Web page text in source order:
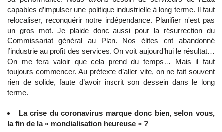
capables d’impulser une politique industrielle à long terme. Il faut
relocaliser, reconquérir notre indépendance. Planifier n'est pas
un gros mot. Je plaide donc aussi pour la résurrection du
Commissariat général au Plan. Nos élites ont abandonné
l’industrie au profit des services. On voit aujourd’hui le résultat…
On me fera valoir que cela prend du temps… Mais il faut
toujours commencer. Au prétexte d’aller vite, on ne fait souvent
rien de solide, faute d’avoir inscrit son dessein dans le long
terme.
La crise du coronavirus marque donc bien, selon vous,
la fin de la « mondialisation heureuse » ?